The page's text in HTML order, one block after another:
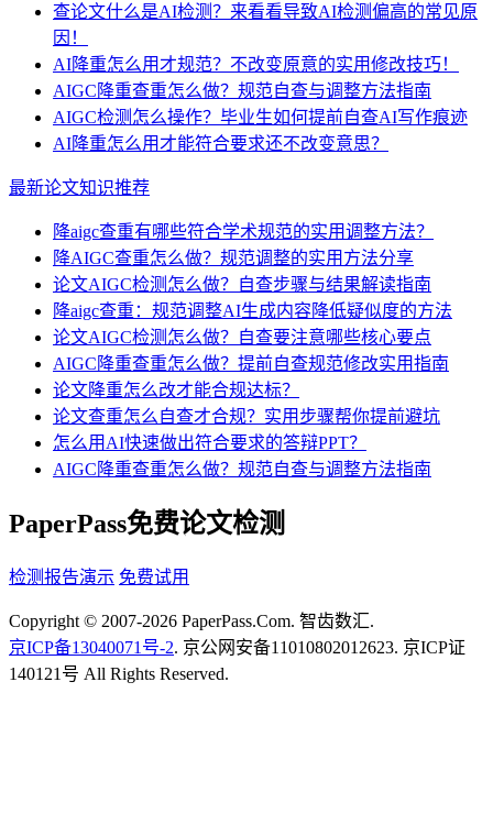
查论文什么是AI检测？来看看导致AI检测偏高的常见原
因！
AI降重怎么用才规范？不改变原意的实用修改技巧！
AIGC降重查重怎么做？规范自查与调整方法指南
AIGC检测怎么操作？毕业生如何提前自查AI写作痕迹
AI降重怎么用才能符合要求还不改变意思？
最新论文知识推荐
降aigc查重有哪些符合学术规范的实用调整方法？
降AIGC查重怎么做？规范调整的实用方法分享
论文AIGC检测怎么做？自查步骤与结果解读指南
降aigc查重：规范调整AI生成内容降低疑似度的方法
论文AIGC检测怎么做？自查要注意哪些核心要点
AIGC降重查重怎么做？提前自查规范修改实用指南
论文降重怎么改才能合规达标？
论文查重怎么自查才合规？实用步骤帮你提前避坑
怎么用AI快速做出符合要求的答辩PPT？
AIGC降重查重怎么做？规范自查与调整方法指南
PaperPass免费论文检测
检测报告演示 免费试用
Copyright © 2007-2026 PaperPass.Com. 智齿数汇.
京ICP备13040071号-2. 京公网安备11010802012623. 京ICP证
140121号 All Rights Reserved.